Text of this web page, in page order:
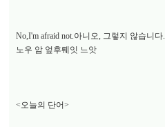
No,I'm afraid not.아니오, 그렇지 않습니다.
노우 암 엎후뤠잇 느앗
<오늘의 단어>